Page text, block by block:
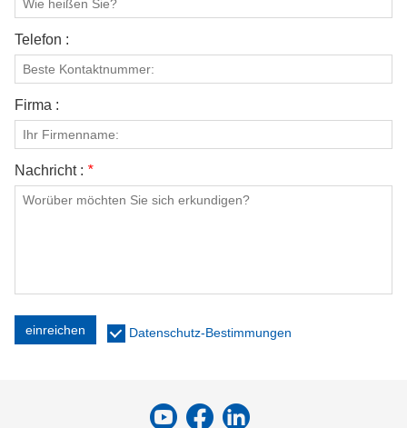
Telefon :
Firma :
Nachricht : *
einreichen Datenschutz-Bestimmungen